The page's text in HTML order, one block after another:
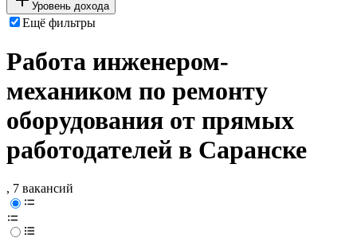
Уровень дохода
Ещё фильтры
Работа инженером-
механиком по ремонту
оборудования от прямых
работодателей в Саранске
, 7 вакансий